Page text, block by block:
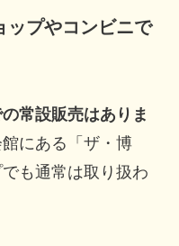
ップやコンビニで
常設販売はありま
にある「ザ・博
も通常は取り扱わ